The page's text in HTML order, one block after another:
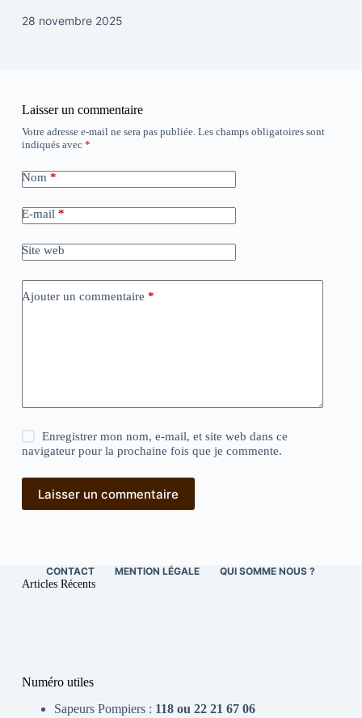
28 novembre 2025
Laisser un commentaire
Votre adresse e-mail ne sera pas publiée. Les champs obligatoires sont
indiqués avec *
Nom *
E-mail *
Site web
Ajouter un commentaire *
Enregistrer mon nom, e-mail, et site web dans ce
navigateur pour la prochaine fois que je commente.
Laisser un commentaire
CONTACT MENTION LÉGALE QUI SOMME NOUS ?
Articles Récents
Numéro utiles
Sapeurs Pompiers : 118 ou 22 21 67 06